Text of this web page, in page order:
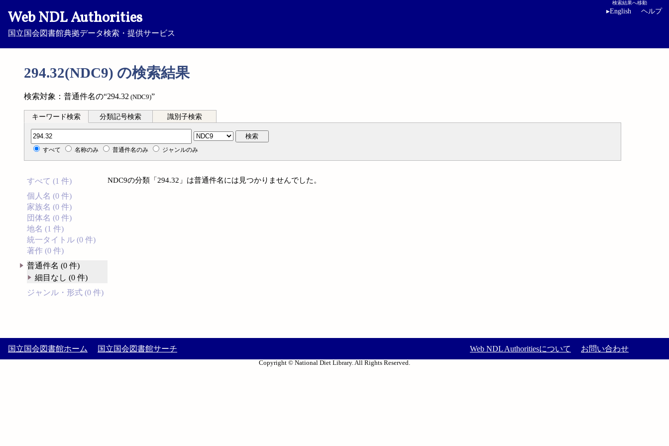
Web NDL Authorities
国立国会図書館典拠データ検索・提供サービス
検索結果へ移動
▸English ヘルプ
294.32(NDC9) の検索結果
検索対象：普通件名の“294.32 (NDC9)”
キーワード検索 分類記号検索 識別子検索
分類記号検索 検索
すべて 名称のみ 普通件名のみ ジャンルのみ
すべて (1 件)
個人名 (0 件)
家族名 (0 件)
団体名 (0 件)
地名 (1 件)
統一タイトル (0 件)
著作 (0 件)
普通件名 (0 件)
細目なし (0 件)
ジャンル・形式 (0 件)
NDC9の分類「294.32」は普通件名には見つかりませんでした。
国立国会図書館ホーム 国立国会図書館サーチ Web NDL Authoritiesについて お問い合わせ
Copyright © National Diet Library. All Rights Reserved.